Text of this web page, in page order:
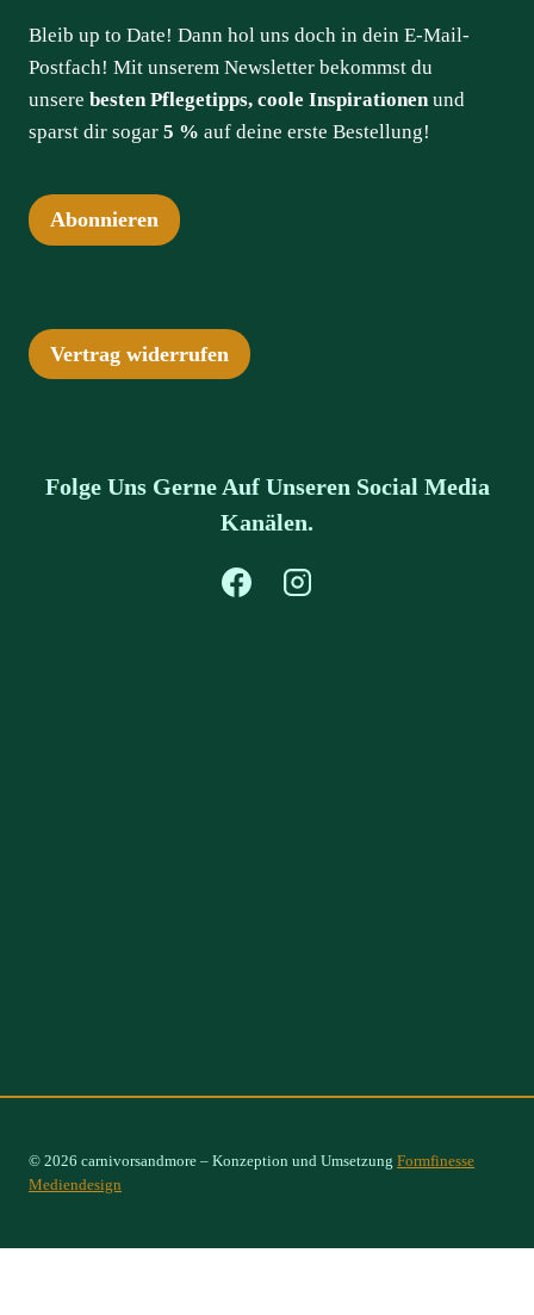
Bleib up to Date! Dann hol uns doch in dein E-Mail-
Postfach! Mit unserem Newsletter bekommst du
unsere besten Pflegetipps, coole Inspirationenund
sparst dir sogar 5 % auf deine erste Bestellung!
Abonnieren
Vertrag widerrufen
Folge Uns Gerne Auf Unseren Social Media
Kanälen.
© 2026 carnivorsandmore – Konzeption und Umsetzung Formfinesse
Mediendesign